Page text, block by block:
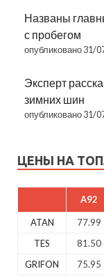
Названы
с пробегом
опубликовано 31/
Эксперт
зимних шин
опубликовано 31/
ЦЕНЫ НА
A92
ATAN 77.99
TES
81.50
GRIFON
75.95